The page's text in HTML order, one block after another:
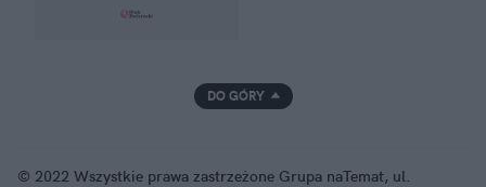
DO GÓRY
© 2022 Wszystkie prawa zastrzeżone Grupa naTemat, ul.